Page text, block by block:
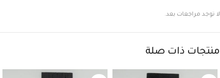
لا توجد مراجعات بعد.
منتجات ذات صلة